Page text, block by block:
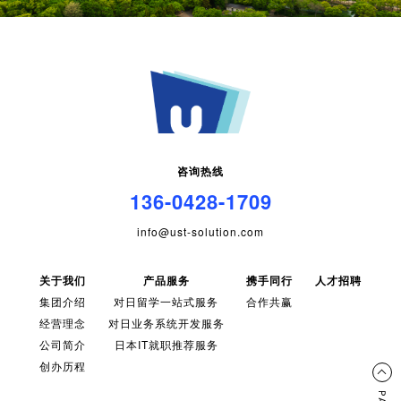
咨询热线
136-0428-1709
info@ust-solution.com
关于我们
集团介绍
经营理念
公司简介
创办历程
产品服务
对日留学一站式服务
对日业务系统开发服务
日本IT就职推荐服务
携手同行
合作共赢
人才招聘